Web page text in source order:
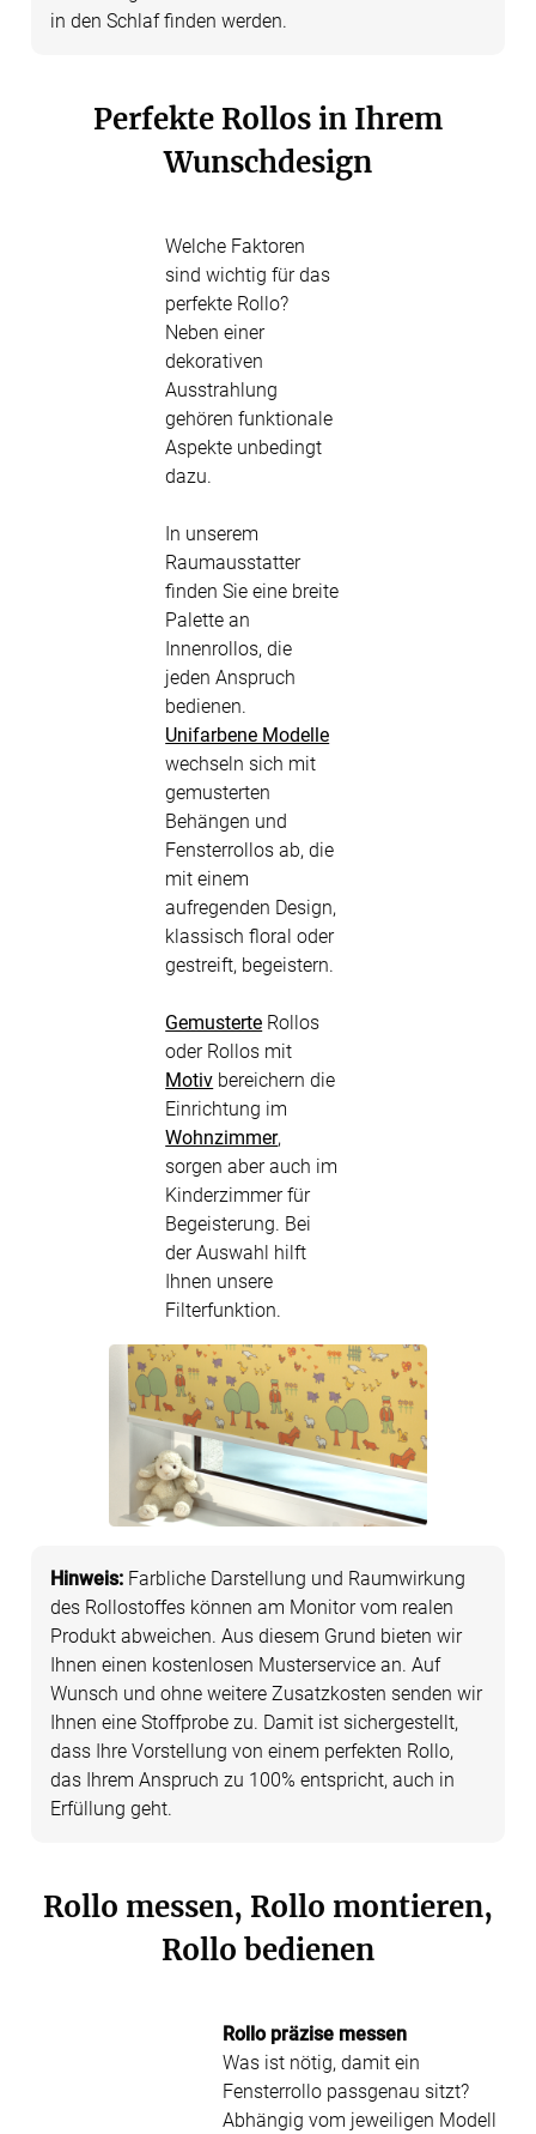
in den Schlaf finden werden.
Perfekte Rollos in Ihrem
Wunschdesign
Welche Faktoren
sind wichtig für das
perfekte Rollo?
Neben einer
dekorativen
Ausstrahlung
gehören funktionale
Aspekte unbedingt
dazu.
In unserem
Raumausstatter
finden Sie eine breite
Palette an
Innenrollos, die
jeden Anspruch
bedienen.
Unifarbene Modelle
wechseln sich mit
gemusterten
Behängen und
Fensterrollos ab, die
mit einem
aufregenden Design,
klassisch floral oder
gestreift, begeistern.
Gemusterte Rollos
oder Rollos mit
Motiv bereichern die
Einrichtung im
Wohnzimmer,
sorgen aber auch im
Kinderzimmer für
Begeisterung. Bei
der Auswahl hilft
Ihnen unsere
Filterfunktion.
Hinweis: Farbliche Darstellung und Raumwirkung
des Rollostoffes können am Monitor vom realen
Produkt abweichen. Aus diesem Grund bieten wir
Ihnen einen kostenlosen Musterservice an. Auf
Wunsch und ohne weitere Zusatzkosten senden wir
Ihnen eine Stoffprobe zu. Damit ist sichergestellt,
dass Ihre Vorstellung von einem perfekten Rollo,
das Ihrem Anspruch zu 100% entspricht, auch in
Erfüllung geht.
Rollo messen, Rollo montieren,
Rollo bedienen
Rollo präzise messen
Was ist nötig, damit ein
Fensterrollo passgenau sitzt?
Abhängig vom jeweiligen Modell